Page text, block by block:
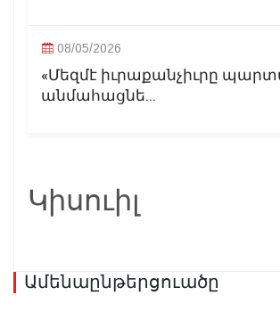
08/05/2026
«Մեզմէ իւրաքանչիւրը
անմահացնե...
Կիսուիլ
Ամենաընթերցուածը